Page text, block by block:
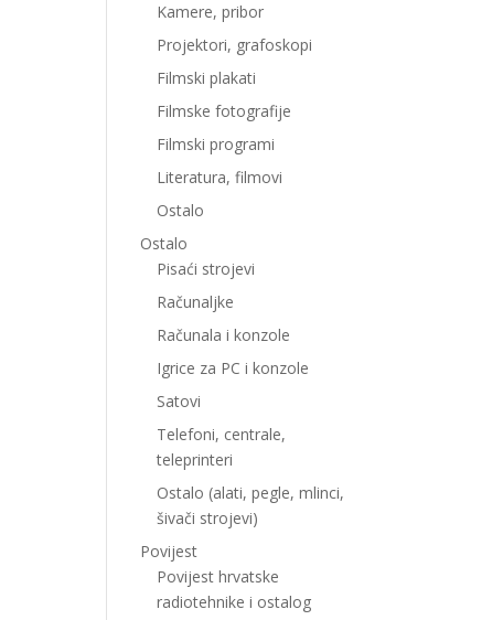
Kamere, pribor
Projektori, grafoskopi
Filmski plakati
Filmske fotografije
Filmski programi
Literatura, filmovi
Ostalo
Ostalo
Pisaći strojevi
Računaljke
Računala i konzole
Igrice za PC i konzole
Satovi
Telefoni, centrale,
teleprinteri
Ostalo (alati, pegle, mlinci,
šivači strojevi)
Povijest
Povijest hrvatske
radiotehnike i ostalog